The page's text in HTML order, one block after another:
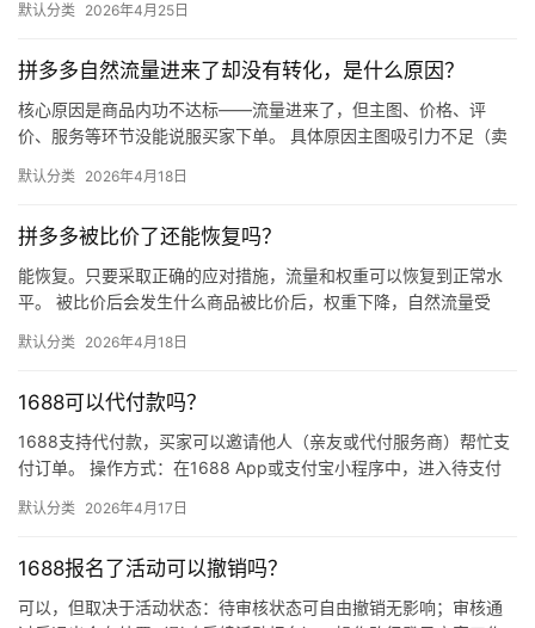
同等级…
默认分类 2026年4月25日
拼多多自然流量进来了却没有转化，是什么原因？
核心原因是商品内功不达标——流量进来了，但主图、价格、评
价、服务等环节没能说服买家下单。 具体原因主图吸引力不足（卖
评少、…
默认分类 2026年4月18日
拼多多被比价了还能恢复吗？
能恢复。只要采取正确的应对措施，流量和权重可以恢复到正常水
平。 被比价后会发生什么商品被比价后，权重下降，自然流量受
网价格…
默认分类 2026年4月18日
1688可以代付款吗？
1688支持代付款，买家可以邀请他人（亲友或代付服务商）帮忙支
付订单。 操作方式：在1688 App或支付宝小程序中，进入待支付
默认分类 2026年4月17日
1688报名了活动可以撤销吗？
可以，但取决于活动状态：待审核状态可自由撤销无影响；审核通